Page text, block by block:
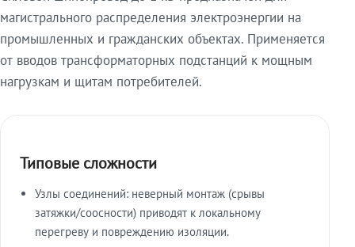
магистрального распределения электроэнергии на
промышленных и гражданских объектах. Применяется
от вводов трансформаторных подстанций к мощным
нагрузкам и щитам потребителей.
Типовые сложности
Узлы соединений: неверный монтаж (срывы
затяжки/соосности) приводят к локальному
перегреву и повреждению изоляции.